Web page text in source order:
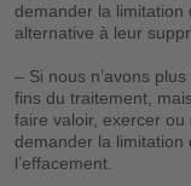
demander la limitation
alternative à leur
– Si nous n’avons
fins du traitement,
faire valoir, exercer
demander la limitation
l’effacement.